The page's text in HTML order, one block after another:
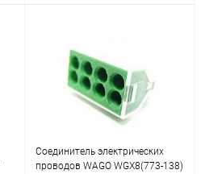
В наличии
Соединитель электрических
проводов WAGO WGX8(773-138)